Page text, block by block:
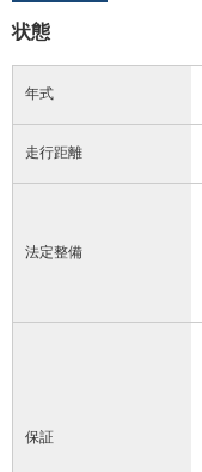
状態
年式
走行距離
法定整備
保証